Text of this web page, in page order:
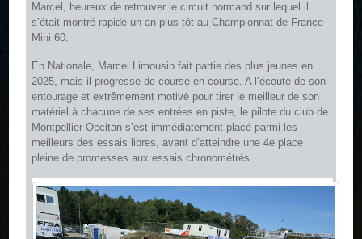
Marcel, heureux de retrouver le circuit normand sur lequel il
s’était montré rapide un an plus tôt au Championnat de France
Mini 60.
En Nationale, Marcel Limousin fait partie des plus jeunes en
2025, mais il progresse de course en course. A l’écoute de son
entourage et extrêmement motivé pour tirer le meilleur de son
matériel à chacune de ses entrées en piste, le pilote du club de
Montpellier Occitan s’est immédiatement placé parmi les
meilleurs des essais libres, avant d’atteindre une 4e place
pleine de promesses aux essais chronométrés.